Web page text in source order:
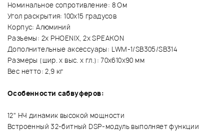
Номинальное сопротивление: 8 Ом
Угол раскрытия: 100x15 градусов
Корпус: Алюминий
Разъемы: 2x PHOENIX, 2x SPEAKON
Дополнительные аксессуары: LWM-1/SB305/SB314
Размеры (шир. х выс. х гл.): 70х610х90 мм
Вес нетто: 2,9 кг
Особенности сабвуферов:
12" НЧ динамик высокой мощности
Встроенный 32-битный DSP-модуль выполняет функции